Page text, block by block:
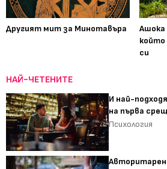
Другият мит за Минотавъра
който
си
НАЙ-ЧЕТЕНИТЕ
И най-
на първа
Психология
Авторитарен